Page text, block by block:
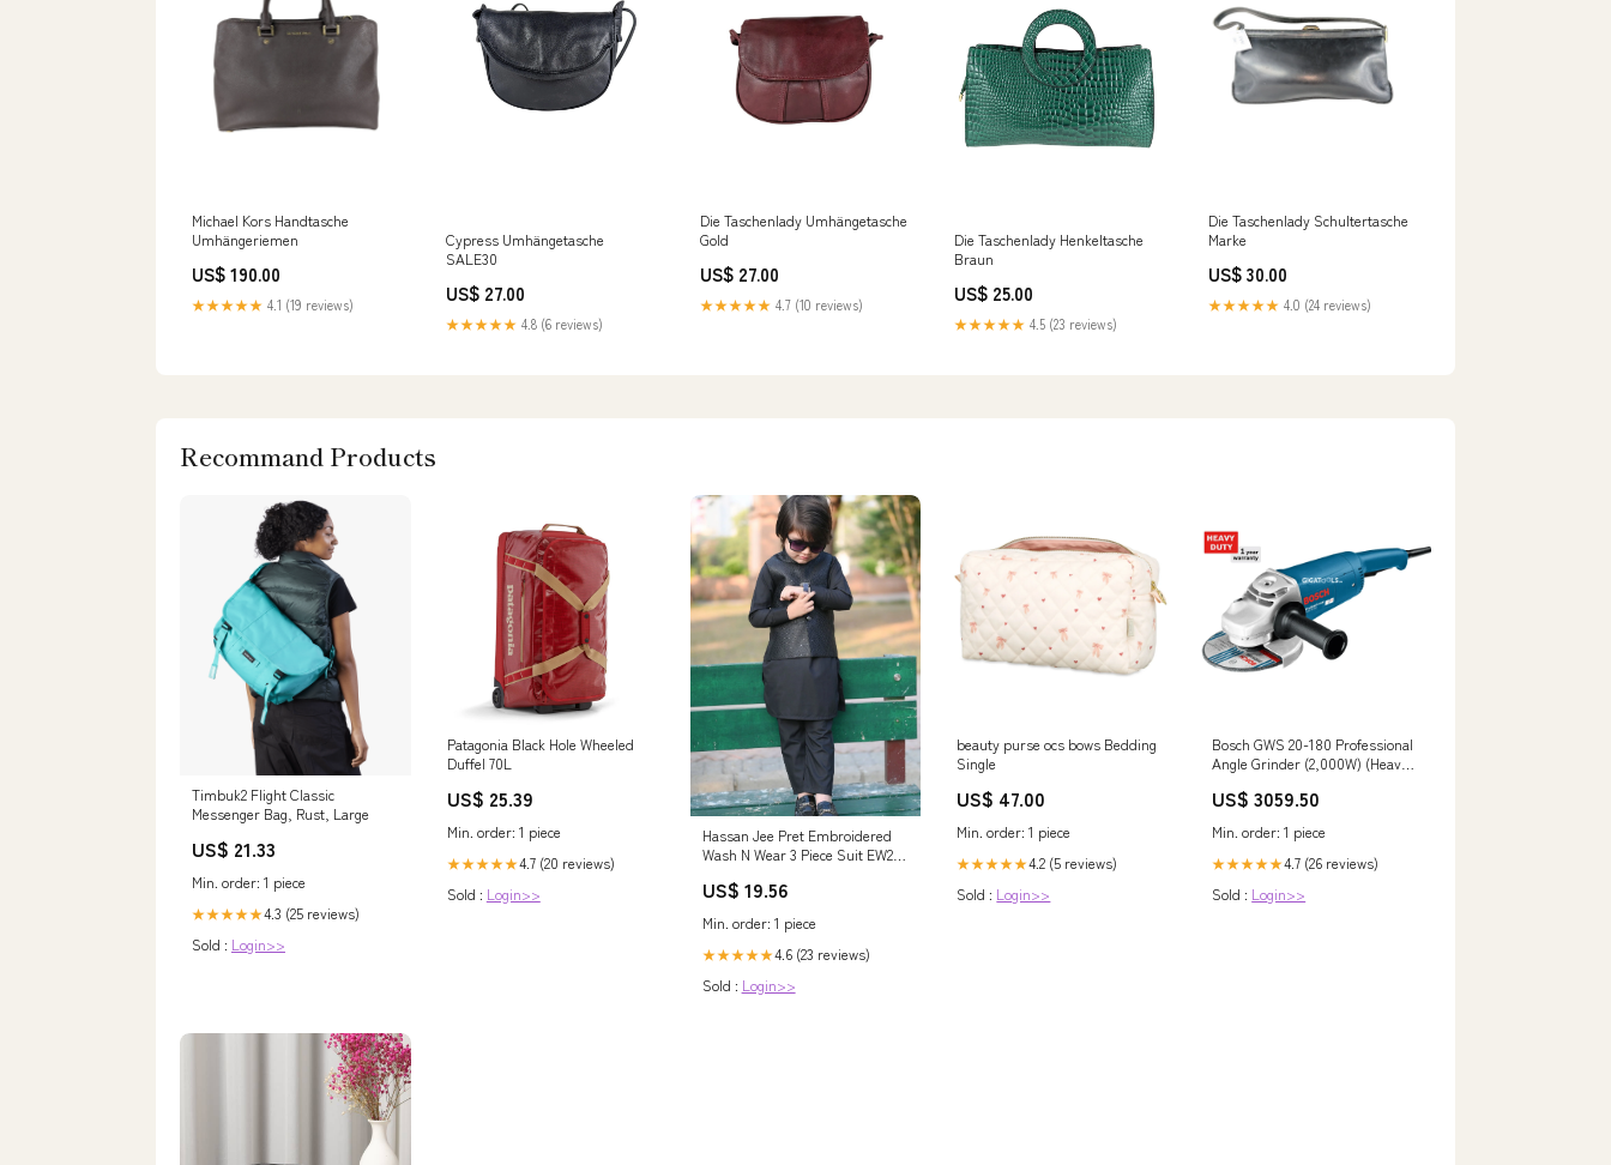
Michael Kors Handtasche
Umhängeriemen
US$ 190.00
★★★★★ 4.1 (19 reviews)
Cypress Umhängetasche
SALE30
US$ 27.00
★★★★★ 4.8 (6 reviews)
Die Taschenlady Umhängetasche
Gold
US$ 27.00
★★★★★ 4.7 (10 reviews)
Die Taschenlady Henkeltasche
Braun
US$ 25.00
★★★★★ 4.5 (23 reviews)
Die Taschenlady Schultertasche
Marke
US$ 30.00
★★★★★ 4.0 (24 reviews)
Recommand Products
Timbuk2 Flight Classic
Messenger Bag, Rust, Large
US$ 21.33
Min. order: 1 piece
★★★★★4.3 (25 reviews)
Sold : Login>>
Patagonia Black Hole Wheeled
Duffel 70L
US$ 25.39
Min. order: 1 piece
★★★★★4.7 (20 reviews)
Sold : Login>>
Hassan Jee Pret Embroidered
Wash N Wear 3 Piece Suit EW28
US$ 19.56
Min. order: 1 piece
★★★★★4.6 (23 reviews)
Sold : Login>>
beauty purse ocs bows Bedding
Single
US$ 47.00
Min. order: 1 piece
★★★★★4.2 (5 reviews)
Sold : Login>>
Bosch GWS 20-180 Professional
Angle Grinder (2,000W) (Heavy
US$ 3059.50
Min. order: 1 piece
★★★★★4.7 (26 reviews)
Sold : Login>>